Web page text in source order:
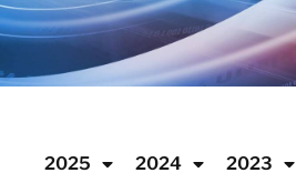
2025 2024 2023